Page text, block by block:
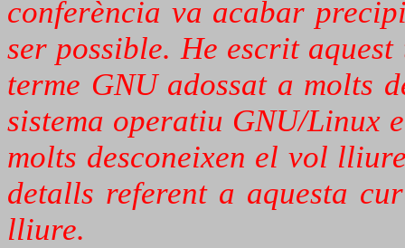
conferència va acabar
ser possible. He escrit
terme GNU adossat a molts
sistema operatiu GNU/Linux
molts desconeixen el vol
detalls referent a aquesta
lliure.